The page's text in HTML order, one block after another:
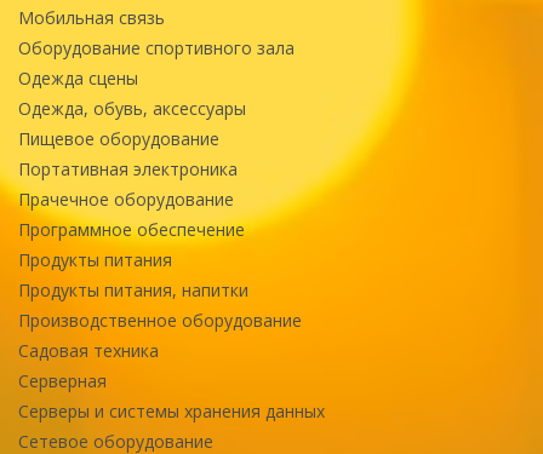
Мобильная связь
Оборудование спортивного зала
Одежда сцены
Одежда, обувь, аксессуары
Пищевое оборудование
Портативная электроника
Прачечное оборудование
Программное обеспечение
Продукты питания
Продукты питания, напитки
Производственное оборудование
Садовая техника
Серверная
Серверы и системы хранения данных
Сетевое оборудование